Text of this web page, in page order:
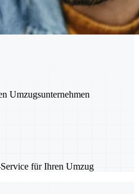
Umzugsunternehmen
für Ihren Umzug